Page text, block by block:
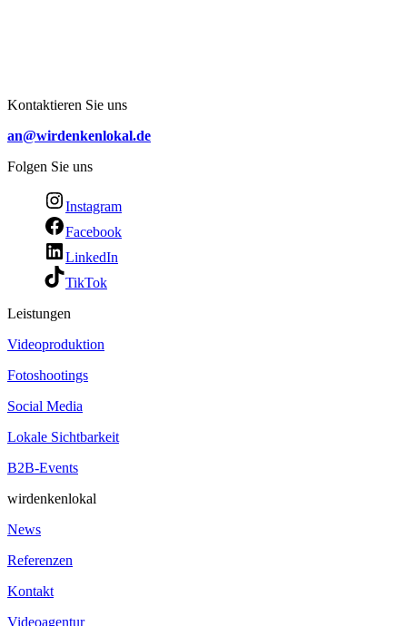
Kontaktieren Sie uns
an@wirdenkenlokal.de
Folgen Sie uns
Instagram
Facebook
LinkedIn
TikTok
Leistungen
Videoproduktion
Fotoshootings
Social Media
Lokale Sichtbarkeit
B2B-Events
wirdenkenlokal
News
Referenzen
Kontakt
Videoagentur